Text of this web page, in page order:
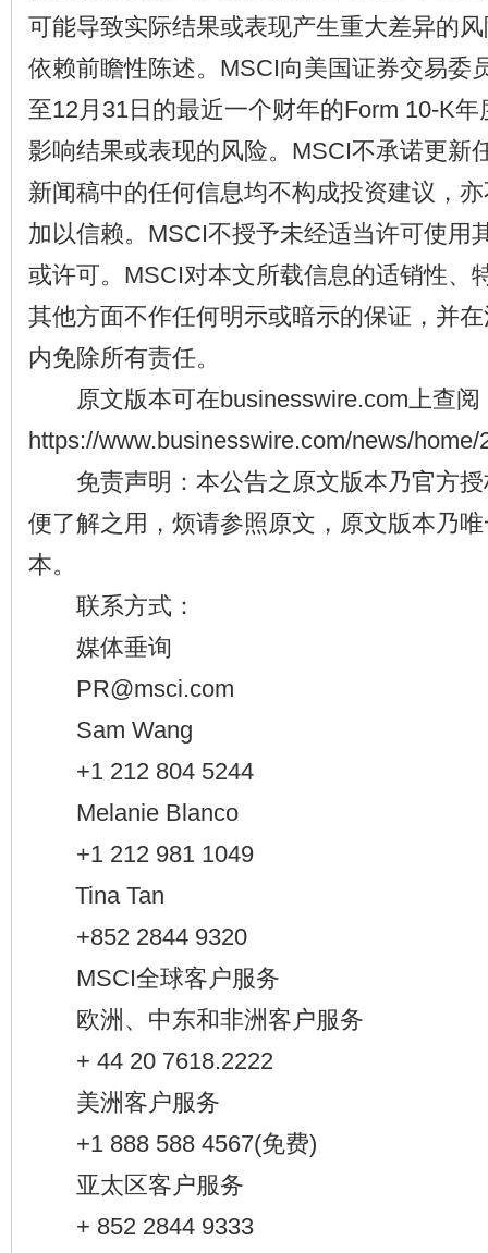
可能导致实际结果或表现产生重大差异的
依赖前瞻性陈述。MSCI向美国证券交易委
至12月31日的最近一个财年的Form 10-K
影响结果或表现的风险。MSCI不承诺更新
新闻稿中的任何信息均不构成投资建议，
加以信赖。MSCI不授予未经适当许可使用
或许可。MSCI对本文所载信息的适销性、
其他方面不作任何明示或暗示的保证，并
内免除所有责任。
原文版本可在businesswire.com上查阅
https://www.businesswire.com/news/home/
免责声明：本公告之原文版本乃官方授
便了解之用，烦请参照原文，原文版本乃
本。
联系方式：
媒体垂询
PR@msci.com
Sam Wang
+1 212 804 5244
Melanie Blanco
+1 212 981 1049
Tina Tan
+852 2844 9320
MSCI全球客户服务
欧洲、中东和非洲客户服务
+ 44 20 7618.2222
美洲客户服务
+1 888 588 4567(免费)
亚太区客户服务
+ 852 2844 9333